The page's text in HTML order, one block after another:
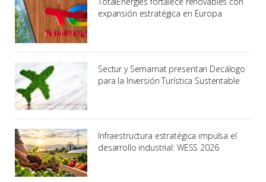
expansión estratégica en Europa
Sectur y Semarnat presentan Decálogo
para la Inversión Turística Sustentable
Infraestructura estratégica impulsa el
desarrollo industrial: WESS 2026